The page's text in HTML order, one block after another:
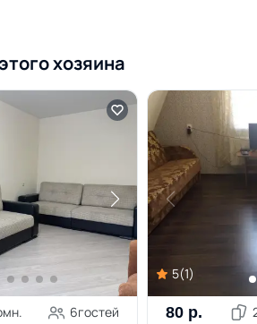
хозяина
6гостей
5(1)
80 р.